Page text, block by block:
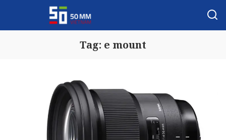
Tag: e mount